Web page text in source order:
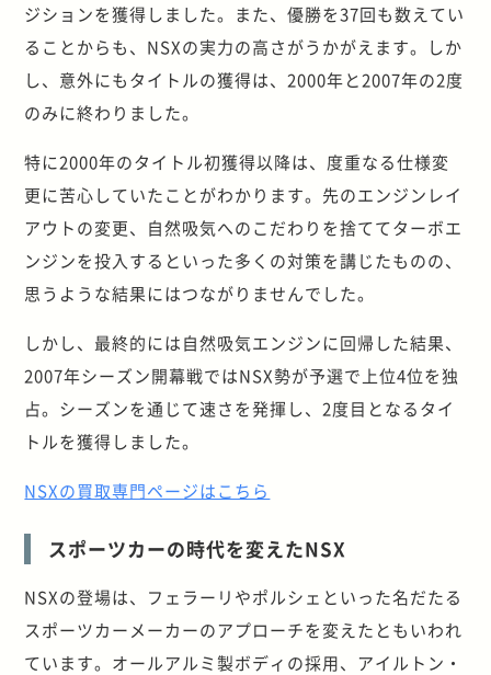
ジションを獲得しました。また、優勝を37回も数えてい
ることからも、NSXの実力の高さがうかがえます。しか
し、意外にもタイトルの獲得は、2000年と2007年の2度
のみに終わりました。
特に2000年のタイトル初獲得以降は、度重なる仕様変
更に苦心していたことがわかります。先のエンジンレイ
アウトの変更、自然吸気へのこだわりを捨ててターボエ
ンジンを投入するといった多くの対策を講じたものの、
思うような結果にはつながりませんでした。
しかし、最終的には自然吸気エンジンに回帰した結果、
2007年シーズン開幕戦ではNSX勢が予選で上位4位を独
占。シーズンを通じて速さを発揮し、2度目となるタイ
トルを獲得しました。
NSXの買取専門ページはこちら
スポーツカーの時代を変えたNSX
NSXの登場は、フェラーリやポルシェといった名だたる
スポーツカーメーカーのアプローチを変えたともいわれ
ています。オールアルミ製ボディの採用、アイルトン・